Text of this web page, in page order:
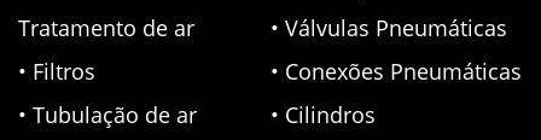
Tratamento de ar
• Filtros
• Tubulação de ar
• Válvulas Pneumáticas
• Conexões Pneumáticas
• Cilindros